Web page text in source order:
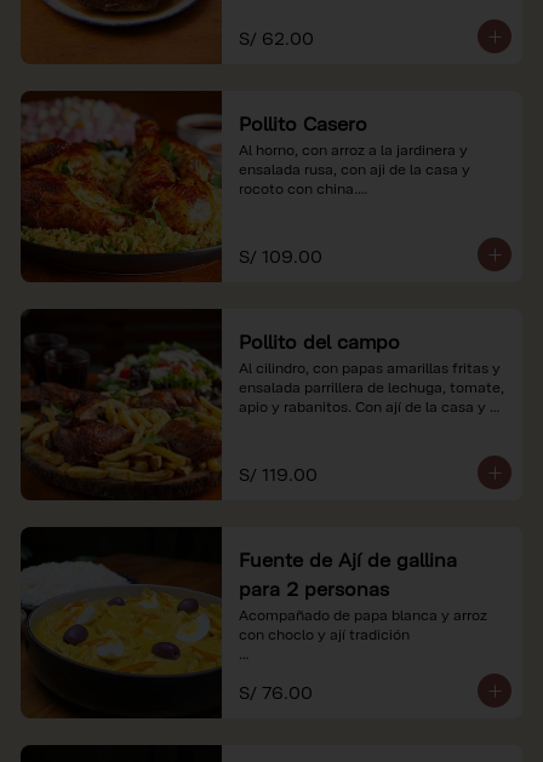
*Nuestros precios están expresados en
soles e incluyen impuestos de ley y
S/ 62.00
Pollito Casero
Al horno, con arroz a la jardinera y
ensalada rusa, con aji de la casa y
rocoto con china.
soles e incluyen impuestos de ley y
recargo al consumo.
S/ 109.00
Pollito del campo
Al cilindro, con papas amarillas fritas y
ensalada parrillera de lechuga, tomate,
apio y rabanitos. Con ají de la casa y
*Nuestros precios están expresados en
soles e incluyen impuestos de ley y
S/ 119.00
Fuente de Ají de gallina
para 2 personas
Acompañado de papa blanca y arroz
con choclo y ají tradición
*Nuestros precios están expresados en
soles e incluyen impuestos de ley y
S/ 76.00